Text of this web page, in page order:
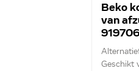
Beko
van
Geschikt